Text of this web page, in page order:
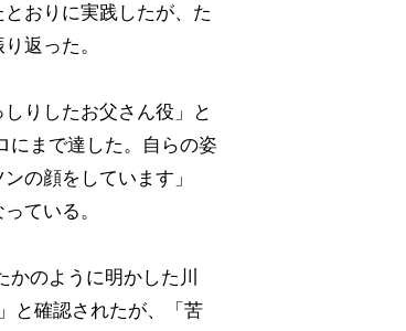
おりに実践したが、た
返った。
りしたお父さん役」と
にまで達した。自らの姿
の顔をしています」
ている。
のように明かした川
と確認されたが、「苦